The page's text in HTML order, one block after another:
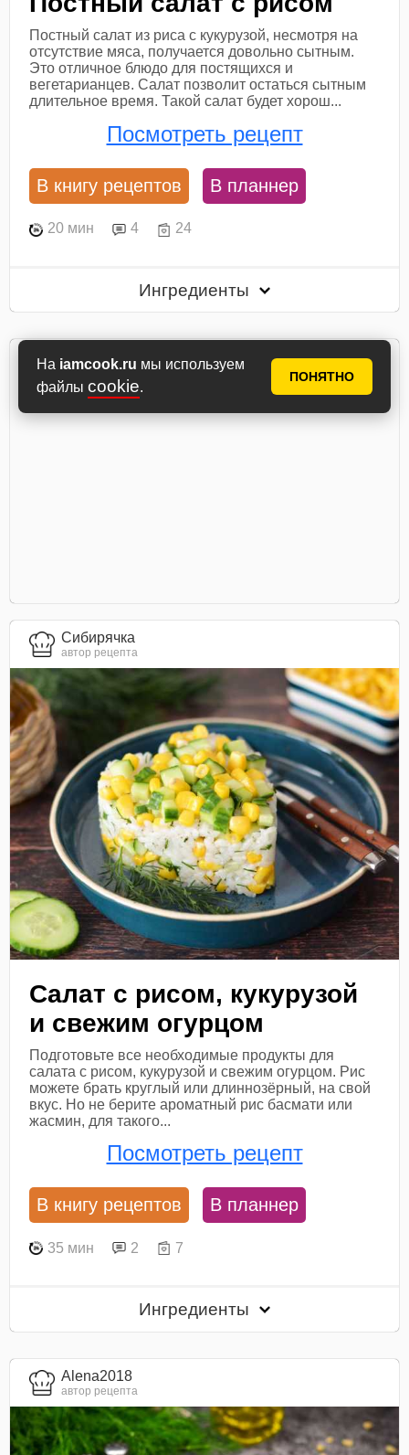
На iamcook.ru мы используем
файлы cookie.
ПОНЯТНО
Постный салат из риса с кукурузой, несмотря на
отсутствие мяса, получается довольно сытным.
Это отличное блюдо для постящихся и
вегетарианцев. Салат позволит остаться сытным
длительное время. Такой салат будет хорош...
Посмотреть рецепт
В книгу рецептов В планнер
20 мин 4 24
Ингредиенты
Сибирячка
автор рецепта
Салат с рисом, кукурузой
и свежим огурцом
Подготовьте все необходимые продукты для
салата с рисом, кукурузой и свежим огурцом. Рис
можете брать круглый или длиннозёрный, на свой
вкус. Но не берите ароматный рис басмати или
жасмин, для такого...
Посмотреть рецепт
В книгу рецептов В планнер
35 мин 2 7
Ингредиенты
Alena2018
автор рецепта